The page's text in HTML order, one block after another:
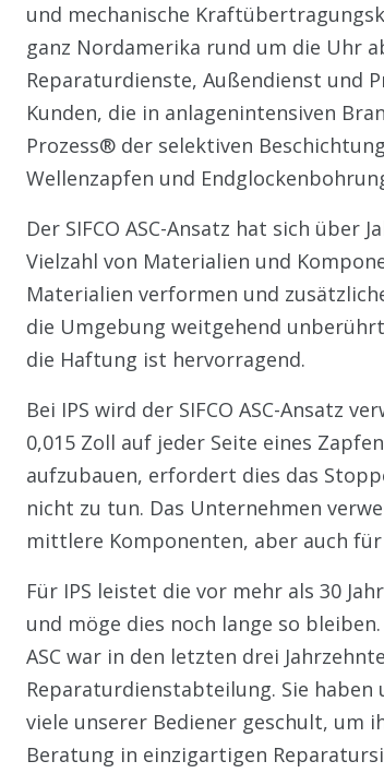
und mechanische
ganz Nordamerika rund um die Uhr
Reparaturdienste, Außendienst und
Kunden, die in anlagenintensiven
Prozess® der selektiven
Wellenzapfen und
Der SIFCO ASC-Ansatz hat sich
Vielzahl von Materialien und
Materialien verformen und
die Umgebung weitgehend
die Haftung ist hervorragend.
Bei IPS wird der SIFCO ASC-Ansatz
0,015 Zoll auf jeder Seite eines
aufzubauen, erfordert dies das
nicht zu tun. Das Unternehmen
mittlere Komponenten, aber auch
Für IPS leistet die vor mehr als 30
und möge dies noch lange so
ASC war in den letzten drei
Reparaturdienstabteilung. Sie
viele unserer Bediener geschult, um
Beratung in einzigartigen